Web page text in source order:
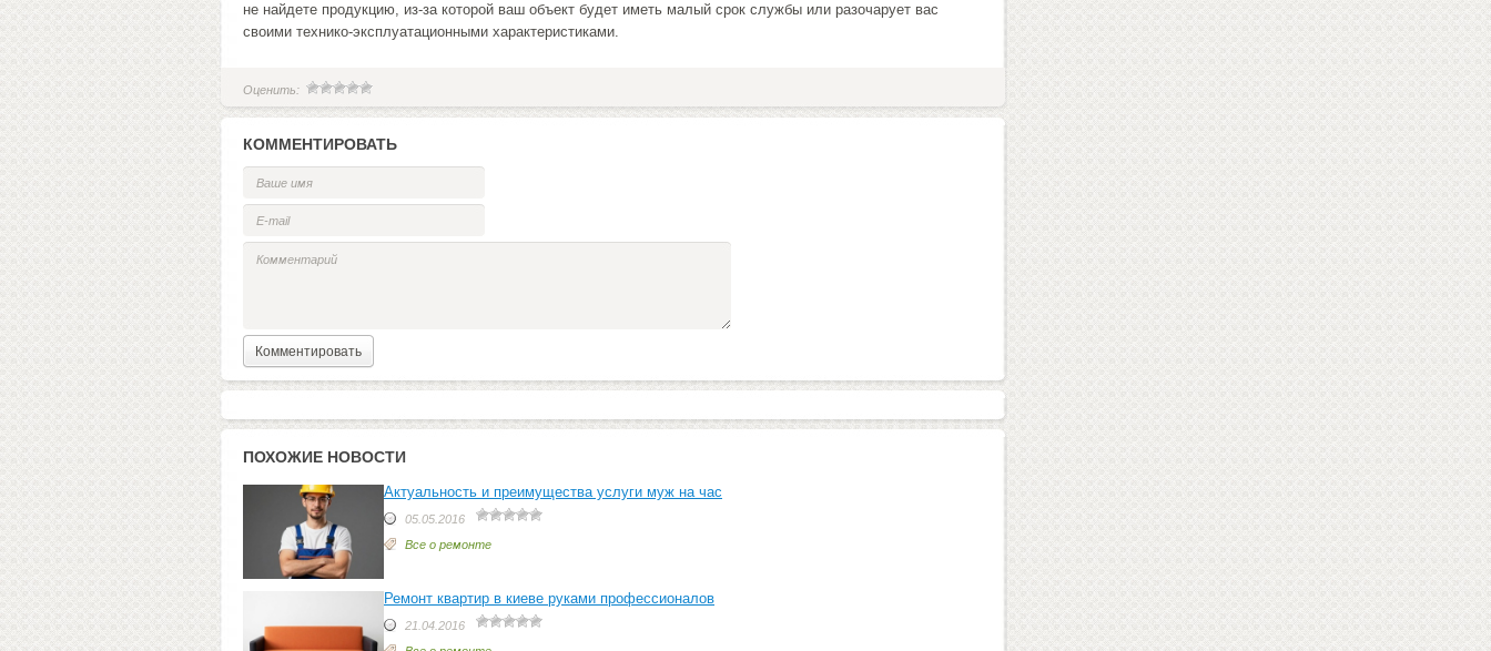
не найдете продукцию, из-за которой ваш объект будет иметь малый срок службы или разочарует вас
своими технико-эксплуатационными характеристиками.
Оценить:
КОММЕНТИРОВАТЬ
ПОХОЖИЕ НОВОСТИ
Актуальность и преимущества услуги муж на час
05.05.2016
Все о ремонте
Ремонт квартир в киеве руками профессионалов
21.04.2016